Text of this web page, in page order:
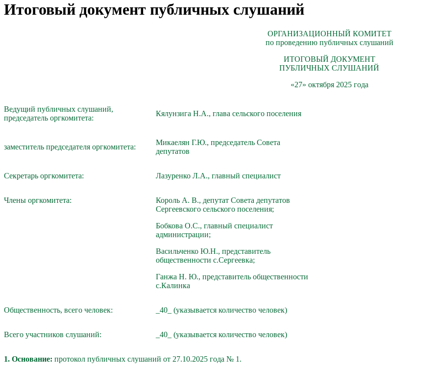
Итоговый документ публичных слушаний
ОРГАНИЗАЦИОННЫЙ КОМИТЕТ
по проведению публичных слушаний
ИТОГОВЫЙ ДОКУМЕНТ
ПУБЛИЧНЫХ СЛУШАНИЙ
«27» октября 2025 года
Ведущий публичных слушаний,
председатель оргкомитета:
Кялунзига Н.А., глава сельского поселения
заместитель председателя оргкомитета:
Микаелян Г.Ю., председатель Совета
депутатов
Секретарь оргкомитета: Лазуренко Л.А., главный специалист
Члены оргкомитета:
Король А. В., депутат Совета депутатов
Сергеевского сельского поселения;
Бобкова О.С., главный специалист
администрации;
Васильченко Ю.Н., представитель
общественности с.Сергеевка;
Ганжа Н. Ю., представитель общественности
с.Калинка
Общественность, всего человек: _40_ (указывается количество человек)
Всего участников слушаний: _40_ (указывается количество человек)
1. Основание: протокол публичных слушаний от 27.10.2025 года № 1.